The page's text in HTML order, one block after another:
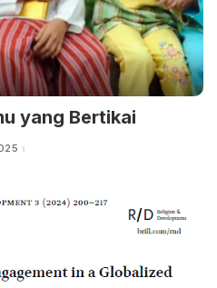
yang Bertikai